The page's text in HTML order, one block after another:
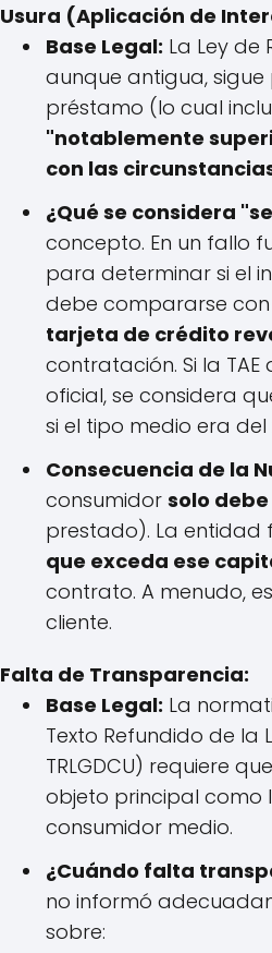
Usura (Aplicación de
Base Legal: La Ley de
aunque antigua,
préstamo (lo cual
"notablemente
con las
¿Qué se considera
concepto. En un fallo
para determinar si el
debe compararse con
tarjeta de crédito
contratación. Si la
oficial, se considera
si el tipo medio era del
Consecuencia de la
consumidor solo
prestado). La entidad
que exceda ese
contrato. A menudo,
cliente.
Falta de Transparencia:
Base Legal: La
Texto Refundido de la
TRLGDCU) requiere
objeto principal como
consumidor medio.
¿Cuándo falta
no informó
sobre: